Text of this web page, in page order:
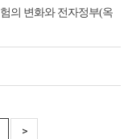
의 변화와 전자정부(옥
>